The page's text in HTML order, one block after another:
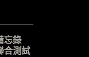
忘錄
合測試